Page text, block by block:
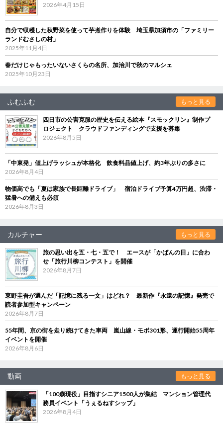
2026年4月15日
自分で収穫した秋野菜を使って芋煮作りを体験 埼玉県加須市の「ファミリー
ランドむさしの村」
2025年11月4日
春だけじゃもったいないさくらの名所、加治川で秋のマルシェ
2025年10月23日
ふむふむ もっと見る
四日市の公害克服の歴史を伝える絵本『スモックリン』制作プ
ロジェクト クラウドファンディングで支援を募集
2026年8月5日
「中東発」値上げラッシュが本格化 飲食料品値上げ、約3年ぶりの多さに
2026年8月4日
物価高でも「夏は家族で長距離ドライブ」 宿泊ドライブ予算4万円超、渋滞・
猛暑への備えも必須
2026年8月3日
カルチャー もっと見る
旅の思い出を五・七・五で！ エースが「かばんの日」に合わ
せ「旅行川柳コンテスト」を開催
2026年8月7日
東野圭吾が選んだ「記憶に残る一文」はどれ？ 最新作『永遠の記憶』発売で
読者参加型キャンペーン
2026年8月7日
55年間、京の街を走り続けてきた車両 嵐山線・モボ301形、運行開始55周年
イベントを開催
2026年8月6日
動画 もっと見る
「100歳現役」目指すシニア1500人が集結 マンション管理代
務員イベント「うぇるねすシップ」
2026年8月4日